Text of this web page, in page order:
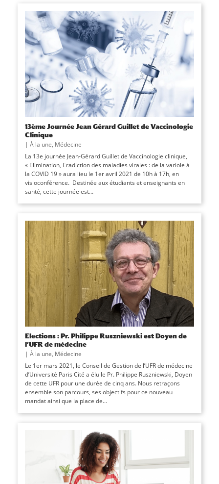
13ème Journée Jean Gérard Guillet de Vaccinologie
Clinique
| À la une, Médecine
La 13e journée Jean-Gérard Guillet de Vaccinologie clinique,
« Elimination, Eradiction des maladies virales : de la variole à
la COVID 19 » aura lieu le 1er avril 2021 de 10h à 17h, en
visioconférence. Destinée aux étudiants et enseignants en
santé, cette journée est...
Elections : Pr. Philippe Ruszniewski est Doyen de
l’UFR de médecine
| À la une, Médecine
Le 1er mars 2021, le Conseil de Gestion de l’UFR de médecine
d’Université Paris Cité a élu le Pr. Philippe Ruszniewski, Doyen
de cette UFR pour une durée de cinq ans. Nous retraçons
ensemble son parcours, ses objectifs pour ce nouveau
mandat ainsi que la place de...